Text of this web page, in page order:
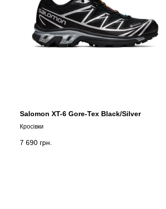
Salomon XT-6 Gore-Tex Black/Silver
Кросівки
7 690 грн.